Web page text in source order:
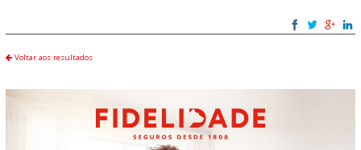
Voltar aos resultados